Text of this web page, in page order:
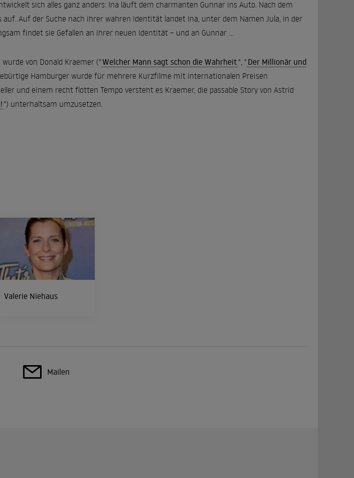
sich alles ganz anders: Ina läuft dem charmanten Gunnar ins Auto. Nach dem
auf. Auf der Suche nach ihrer wahren Identität landet Ina, unter dem Namen Jula, in der
findet sie Gefallen an ihrer neuen Identität – und an Gunnar …
von Donald Kraemer ("Welcher Mann sagt schon die Wahrheit ", " Der Millionär und
Hamburger wurde für mehrere Kurzfilme mit internationalen Preisen
und einem recht flotten Tempo versteht es Kraemer, die passable Story von Astrid
") unterhaltsam umzusetzen.
Valerie Niehaus
Mailen